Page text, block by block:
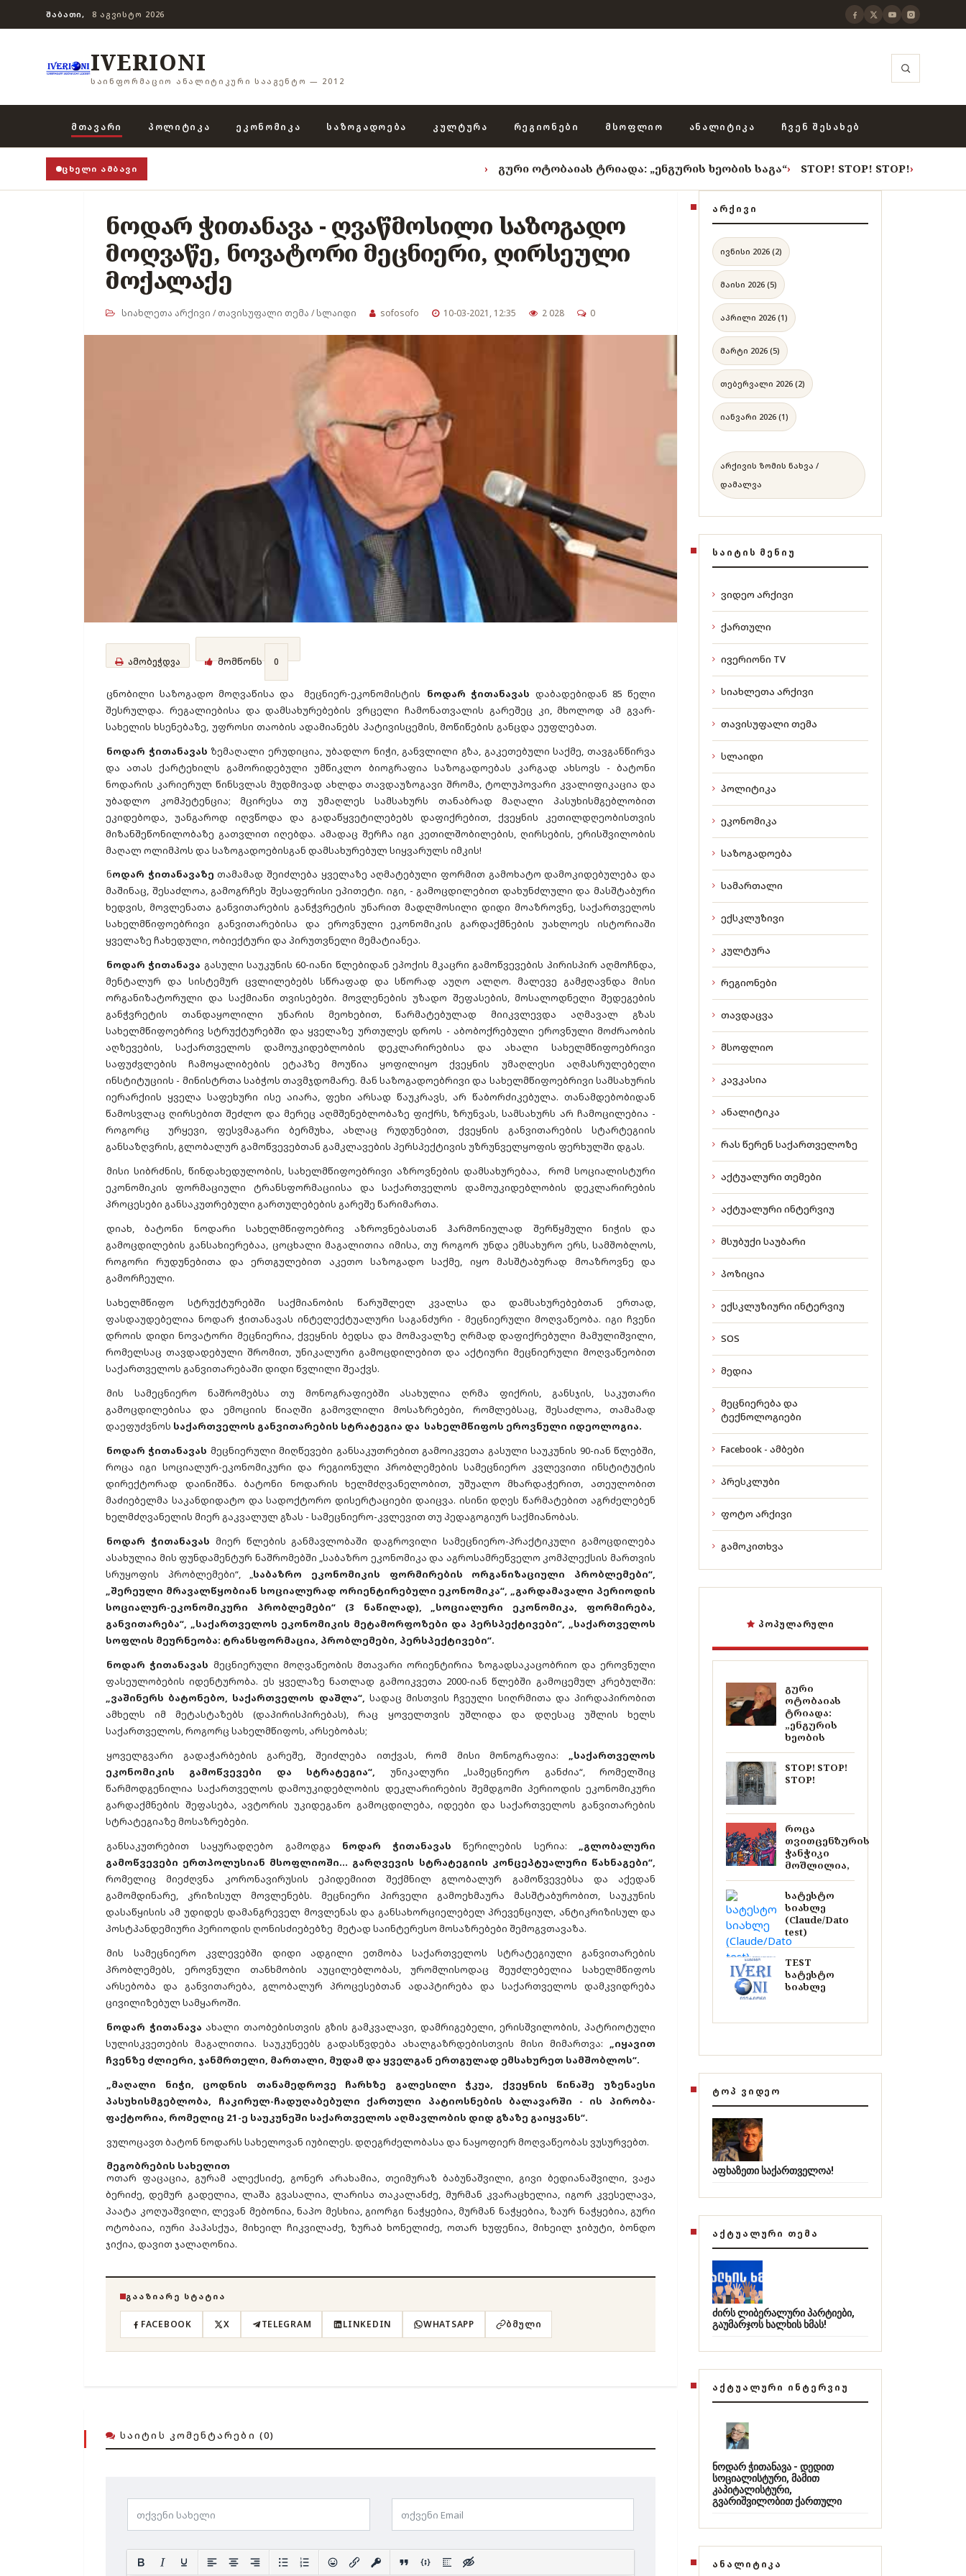
ᲨᲐᲑᲐᲗᲘ, 8 ᲐᲒᲕᲘᲡᲢᲝ 2026
IVERIONI
ᲡᲐᲘᲜᲤᲝᲠᲛᲐᲪᲘᲝ ᲐᲜᲐᲚᲘᲢᲘᲙᲣᲠᲘ ᲡᲐᲐᲒᲔᲜᲢᲝ — 2012
ᲛᲗᲐᲕᲐᲠᲘ ᲞᲝᲚᲘᲢᲘᲙᲐ ᲔᲙᲝᲜᲝᲛᲘᲙᲐ ᲡᲐᲖᲝᲒᲐᲓᲝᲔᲑᲐ ᲙᲣᲚᲢᲣᲠᲐ ᲠᲔᲒᲘᲝᲜᲔᲑᲘ ᲛᲡᲝᲤᲚᲘᲝ ᲐᲜᲐᲚᲘᲢᲘᲙᲐ ᲩᲕᲔᲜ ᲨᲔᲡᲐᲮᲔᲑ
ᲪᲮᲔᲚᲘ ᲐᲛᲑᲐᲕᲘ გური ოტობაიას ტრიადა: „ენგურის ხეობის საგა“› STOP! STOP! STOP!› როცა
ნოდარ ჭითანავა - ღვაწმოსილი საზოგადო
მოღვაწე, ნოვატორი მეცნიერი, ღირსეული
მოქალაქე
სიახლეთა არქივი /თავისუფალი თემა /სლაიდი sofosofo 10-03-2021, 12:35 2 028 0
ამობეჭდვა მომწონს 0
ცნობილი საზოგადო მოღვაწისა და მეცნიერ-ეკონომისტის ნოდარ ჭითანავას დაბადებიდან 85 წელი
შესრულდა. რეგალიებისა და დამსახურებების ვრცელი ჩამონათვალის გარეშეც კი, მხოლოდ ამ გვარ-
სახელის ხსენებაზე, უფროსი თაობის ადამიანებს პატივისცემის, მოწიწების განცდა ეუფლებათ.
ნოდარ ჭითანავას ზემაღალი ერუდიცია, უბადლო ნიჭი, განვლილი გზა, გაკეთებული საქმე, თავგანწირვა
და ათას ქარტეხილს გამორიდებული უმწიკლო ბიოგრაფია საზოგადოებას კარგად ახსოვს - ბატონი
ნოდარის კარიერულ წინსვლას მუდმივად ახლდა თავდაუზოგავი შრომა, ტოლუპოვარი კვალიფიკაცია და
უბადლო კომპეტენცია; მცირესა თუ უმაღლეს სამსახურს თანაბრად მაღალი პასუხისმგებლობით
ეკიდებოდა, უანგაროდ იღვწოდა და გადაწყვეტილებებს დაფიქრებით, ქვეყნის კეთილდღეობისთვის
მიზანშეწონილობაზე გათვლით იღებდა. ამადაც შერჩა იგი კეთილშობილების, ღირსების, ერისშვილობის
მაღალ ოლიმპოს და საზოგადოებისგან დამსახურებულ სიყვარულს იმკის!
ნოდარ ჭითანავაზე თამამად შეიძლება ყველაზე აღმატებული ფორმით გამოხატო დამოკიდებულება და
მაშინაც, შესაძლოა, გამოგრჩეს შესაფერისი ეპითეტი. იგი, - გამოცდილებით დახუნძლული და მასშტაბური
ხედვის, მოვლენათა განვითარების განჭვრეტის უნარით მადლმოსილი დიდი მოაზროვნე, საქართველოს
სახელმწიფოებრივი განვითარებისა და ეროვნული ეკონომიკის გარდაქმნების უახლოეს ისტორიაში
ყველაზე ჩახედული, ობიექტური და პირუთვნელი მემატიანეა.
ნოდარ ჭითანავა გასული საუკუნის 60-იანი წლებიდან ეპოქის მკაცრი გამოწვევების პირისპირ აღმოჩნდა,
მენტალურ და სისტემურ ცვლილებებს სწრაფად და სწორად აუღო ალღო. მალევე გამჟღავნდა მისი
ორგანიზატორული და საქმიანი თვისებები. მოვლენების უზადო შეფასების, მოსალოდნელი შედეგების
განჭვრეტის თანდაყოლილი უნარის მეოხებით, წარმატებულად მიიკვლევდა აღმავალ გზას
სახელმწიფოებრივ სტრუქტურებში და ყველაზე ურთულეს დროს - აბობოქრებული ეროვნული მოძრაობის
აღზევების, საქართველოს დამოუკიდებლობის დეკლარირებისა და ახალი სახელმწიფოებრივი
საფუძვლების ჩამოყალიბების ეტაპზე მოუწია ყოფილიყო ქვეყნის უმაღლესი აღმასრულებელი
ინსტიტუციის - მინისტრთა საბჭოს თავმჯდომარე. მან საზოგადოებრივი და სახელმწიფოებრივი სამსახურის
იერარქიის ყველა საფეხური ისე აიარა, ფეხი არსად წაუკრავს, არ წაბორძიკებულა. თანამდებობიდან
წამოსვლაც ღირსებით შეძლო და მერეც აღმშენებლობაზე ფიქრს, ზრუნვას, სამსახურს არ ჩამოცილებია -
როგორც ურყევი, ფესვმაგარი ბერმუხა, ახლაც რუდუნებით, ქვეყნის განვითარების სტარტეგიის
განსაზღვრის, გლობალურ გამოწვევებთან გამკლავების პერსპექტივის უზრუნველყოფის ფერხულში დგას.
მისი სიბრძნის, წინდახედულობის, სახელმწიფოებრივი აზროვნების დამსახურებაა, რომ სოციალისტური
ეკონომიკის ფორმაციული ტრანსფორმაციისა და საქართველოს დამოუკიდებლობის დეკლარირების
პროცესები განსაკუთრებული გართულებების გარეშე წარიმართა.
დიახ, ბატონი ნოდარი სახელმწიფოებრივ აზროვნებასთან ჰარმონიულად შერწყმული ნიჭის და
გამოცდილების განსახიერებაა, ცოცხალი მაგალითია იმისა, თუ როგორ უნდა ემსახურო ერს, სამშობლოს,
როგორი რუდუნებითა და ერთგულებით აკეთო საზოგადო საქმე, იყო მასშტაბურად მოაზროვნე და
გამორჩეული.
სახელმწიფო სტრუქტურებში საქმიანობის წარუშლელ კვალსა და დამსახურებებთან ერთად,
ფასდაუდებელია ნოდარ ჭითანავას ინტელექტუალური საგანძური - მეცნიერული მოღვაწეობა. იგი ჩვენი
დროის დიდი ნოვატორი მეცნიერია, ქვეყნის ბედსა და მომავალზე ღრმად დაფიქრებული მამულიშვილი,
რომელსაც თავდადებული შრომით, უნიკალური გამოცდილებით და აქტიური მეცნიერული მოღვაწეობით
საქართველოს განვითარებაში დიდი წვლილი შეაქვს.
მის სამეცნიერო ნაშრომებსა თუ მონოგრაფიებში ასახულია ღრმა ფიქრის, განსჯის, საკუთარი
გამოცდილებისა და ემოციის წიაღში გამოვლილი მოსაზრებები, რომლებსაც, შესაძლოა, თამამად
დაეფუძვნოს საქართველოს განვითარების სტრატეგია და სახელმწიფოს ეროვნული იდეოლოგია.
ნოდარ ჭითანავას მეცნიერული მიღწევები განსაკუთრებით გამოიკვეთა გასული საუკუნის 90-იან წლებში,
როცა იგი სოციალურ-ეკონომიკური და რეგიონული პრობლემების სამეცნიერო კვლევითი ინსტიტუტის
დირექტორად დაინიშნა. ბატონი ნოდარის ხელმძღვანელობით, უშუალო მხარდაჭერით, ათეულობით
მაძიებელმა საკანდიდატო და სადოქტორო დისერტაციები დაიცვა. ისინი დღეს წარმატებით აგრძელებენ
ხელმძღვანელის მიერ გაკვალულ გზას - სამეცნიერო-კვლევით თუ პედაგოგიურ საქმიანობას.
ნოდარ ჭითანავას მიერ წლების განმავლობაში დაგროვილი სამეცნიერო-პრაქტიკული გამოცდილება
ასახულია მის ფუნდამენტურ ნაშრომებში „საბაზრო ეკონომიკა და აგროსამრეწველო კომპლექსის მართვის
სრუყოფის პრობლემები“, „საბაზრო ეკონომიკის ფორმირების ორგანიზაციული პრობლემები“,
„შერეული მრავალწყობიან სოციალურად ორიენტირებული ეკონომიკა“, „გარდამავალი პერიოდის
სოციალურ-ეკონომიკური პრობლემები“ (3 ნაწილად), „სოციალური ეკონომიკა, ფორმირება,
განვითარება“, „საქართველოს ეკონომიკის მეტამორფოზები და პერსპექტივები“, „საქართველოს
სოფლის მეურნეობა: ტრანსფორმაცია, პრობლემები, პერსპექტივები“.
ნოდარ ჭითანავას მეცნიერული მოღვაწეობის მთავარი ორიენტირია ზოგადსაკაცობრიო და ეროვნული
ფასეულობების იდენტურობა. ეს ყველაზე ნათლად გამოიკვეთა 2000-იან წლებში გამოცემულ კრებულში:
„ვაშინერს ბატონებო, საქართველოს დაშლა“, სადაც მისთვის ჩვეული სიღრმითა და პირდაპირობით
ამხელს იმ მეტასტაზებს (დაპირისპირებას), რაც ყოველთვის უშლიდა და დღესაც უშლის ხელს
საქართველოს, როგორც სახელმწიფოს, არსებობას;
ყოველგვარი გადაჭარბების გარეშე, შეიძლება ითქვას, რომ მისი მონოგრაფია: „საქართველოს
ეკონომიკის გამოწვევები და სტრატეგია“, უნიკალური „სამეცნიერო განძია“, რომელშიც
წარმოდგენილია საქართველოს დამოუკიდებლობის დეკლარირების შემდგომი პერიოდის ეკონომიკური
გარდაქმნების შეფასება, ავტორის უკიდეგანო გამოცდილება, იდეები და საქართველოს განვითარების
სტრატეგიაზე მოსაზრებები.
განსაკუთრებით საყურადღებო გამოდგა ნოდარ ჭითანავას წერილების სერია: „გლობალური
გამოწვევები ერთპოლუსიან მსოფლიოში... გარღვევის სტრატეგიის კონცეპტუალური წახნაგები“,
რომელიც მიეძღვნა კორონავირუსის ეპიდემიით შექმნილ გლობალურ გამოწვევებსა და აქედან
გამომდინარე, კრიზისულ მოვლენებს. მეცნიერი პირველი გამოეხმაურა მასშტაბურობით, საუკუნის
დასაწყისის ამ უდიდეს დამანგრეველ მოვლენას და განსახორციელებელ პრევენციულ, ანტიკრიზისულ და
პოსტპანდემიური პერიოდის ღონისძიებებზე მეტად საინტერესო მოსაზრებები შემოგვთავაზა.
მის სამეცნიერო კვლევებში დიდი ადგილი ეთმობა საქართველოს სტრატეგიული განვითარების
პრობლემებს, ეროვნული თანხმობის აუცილებლობას, ურომლისოდაც შეუძლებელია სახელმწიფოს
არსებობა და განვითარება, გლობალურ პროცესებთან ადაპტირება და საქართველოს დამკვიდრება
ცივილიზებულ სამყაროში.
ნოდარ ჭითანავა ახალი თაობებისთვის გზის გამკვალავი, დამრიგებელი, ერისშვილობის, პატრიოტული
სულისკვეთების მაგალითია. საუკუნეებს გადასწვდება ახალგაზრდებისთვის მისი მიმართვა: „იყავით
ჩვენზე ძლიერი, ჯანმრთელი, მართალი, მუდამ და ყველგან ერთგულად ემსახურეთ სამშობლოს“.
„მაღალი ნიჭი, ცოდნის თანამედროვე ჩარხზე გალესილი ჭკუა, ქვეყნის წინაშე უზენაესი
პასუხისმგებლობა, ჩაკირულ-ჩადუღაბებული ქართული პატიოსნების ბალავარში - ის პირობა-
ფაქტორია, რომელიც 21-ე საუკუნეში საქართველოს აღმავლობის დიდ გზაზე გაიყვანს“.
ვულოცავთ ბატონ ნოდარს სახელოვან იუბილეს. დღეგრძელობასა და ნაყოფიერ მოღვაწეობას ვუსურვებთ.
მეგობრების სახელით
ოთარ ფაცაცია, გურამ ალექსიძე, გონერ არახამია, თეიმურაზ ბაბუნაშვილი, გივი ბედიანაშვილი, ვაჟა
ბერიძე, დემურ გადელია, ლაშა გვასალია, ლარისა თაკალანძე, მურმან კვარაცხელია, იგორ კვესელავა,
პაატა კოღუაშვილი, ლევან მებონია, ნაპო მესხია, გიორგი ნაჭყებია, მურმან ნაჭყებია, ზაურ ნაჭყებია, გური
ოტობაია, იური პაპასქუა, მიხეილ ჩიკვილაძე, ზურაბ ხონელიძე, ოთარ ხუფენია, მიხეილ ჯიბუტი, ბონდო
ჯიქია, დავით ჯალაღონია.
ᲒᲐᲐᲖᲘᲐᲠᲔ ᲡᲢᲐᲢᲘᲐ
FACEBOOK X TELEGRAM LINKEDIN WHATSAPP ᲑᲛᲣᲚᲘ
ᲡᲐᲘᲢᲘᲡ ᲙᲝᲛᲔᲜᲢᲐᲠᲔᲑᲘ (0)
ᲐᲠᲥᲘᲕᲘ
ივნისი 2026 (2)
მაისი 2026 (5)
აპრილი 2026 (1)
მარტი 2026 (5)
თებერვალი 2026 (2)
იანვარი 2026 (1)
არქივის ზომის ნახვა /
დამალვა
ᲡᲐᲘᲢᲘᲡ ᲛᲔᲜᲘᲣ
ვიდეო არქივი
ქართული
ივერიონი TV
სიახლეთა არქივი
თავისუფალი თემა
სლაიდი
პოლიტიკა
ეკონომიკა
საზოგადოება
სამართალი
ექსკლუზივი
კულტურა
რეგიონები
თავდაცვა
მსოფლიო
კავკასია
ანალიტიკა
რას წერენ საქართველოზე
აქტუალური თემები
აქტუალური ინტერვიუ
მსუბუქი საუბარი
პოზიცია
ექსკლუზიური ინტერვიუ
SOS
მედია
მეცნიერება და
ტექნოლოგიები
Facebook - ამბები
პრესკლუბი
ფოტო არქივი
გამოკითხვა
ᲞᲝᲞᲣᲚᲐᲠᲣᲚᲘ
გური
ოტობაიას
ტრიადა:
„ენგურის
ხეობის
STOP! STOP!
STOP!
როცა
თვითცენზურის
ჭანჭიკი
მოშლილია,
სატესტო
სიახლე
(Claude/Dato
test)
TEST
სატესტო
სიახლე
ᲢᲝᲞ ᲕᲘᲓᲔᲝ
აფხაზეთი საქართველოა!
ᲐᲥᲢᲣᲐᲚᲣᲠᲘ ᲗᲔᲛᲐ
ძირს ლიბერალური პარტიები,
გაუმარჯოს ხალხის ხმას!
ᲐᲥᲢᲣᲐᲚᲣᲠᲘ ᲘᲜᲢᲔᲠᲕᲘᲣ
ნოდარ ჭითანავა - დედით
სოციალისტური, მამით
კაპიტალისტური,
გვარიშვილობით ქართული
ᲐᲜᲐᲚᲘᲢᲘᲙᲐ